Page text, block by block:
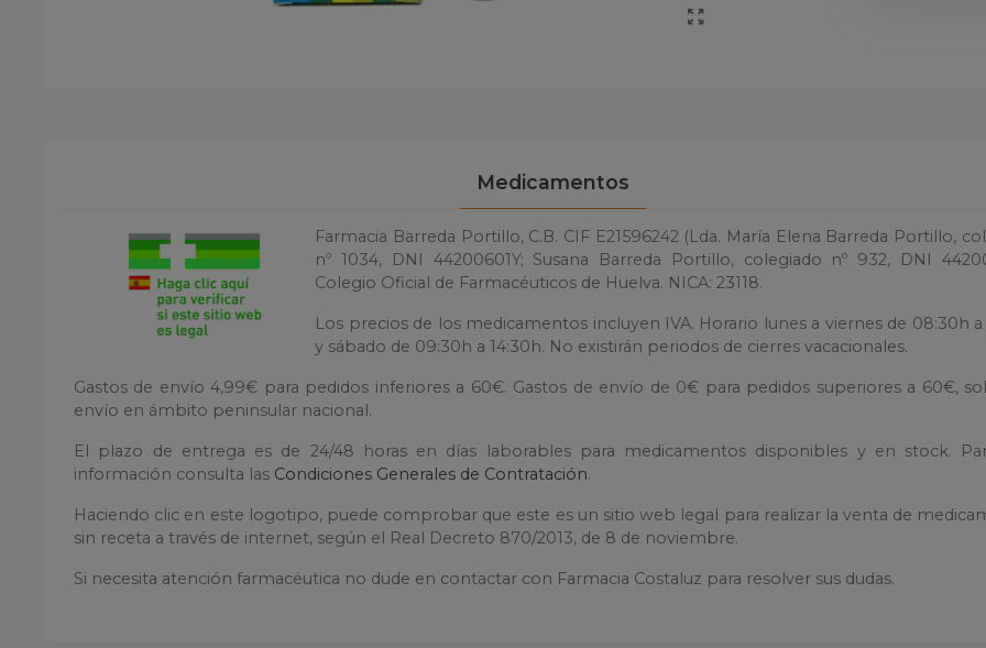
Medicamentos
Farmacia Barreda Portillo, C.B. CIF E21596242 (Lda. María Elena Barreda Portillo,
nº 1034, DNI 44200601Y; Susana Barreda Portillo, colegiado nº 932, DNI
Colegio Oficial de Farmacéuticos de Huelva. NICA: 23118.
Los precios de los medicamentos incluyen IVA. Horario lunes a viernes de 08:30h a
y sábado de 09:30h a 14:30h. No existirán periodos de cierres vacacionales.
Gastos de envío 4,99€ para pedidos inferiores a 60€. Gastos de envío de 0€ para pedidos superiores a 60€,
envío en ámbito peninsular nacional.
El plazo de entrega es de 24/48 horas en días laborables para medicamentos disponibles y en stock.
información consulta las Condiciones Generales de Contratación.
Haciendo clic en este logotipo, puede comprobar que este es un sitio web legal para realizar la venta de
sin receta a través de internet, según el Real Decreto 870/2013, de 8 de noviembre.
Si necesita atención farmacéutica no dude en contactar con Farmacia Costaluz para resolver sus dudas.